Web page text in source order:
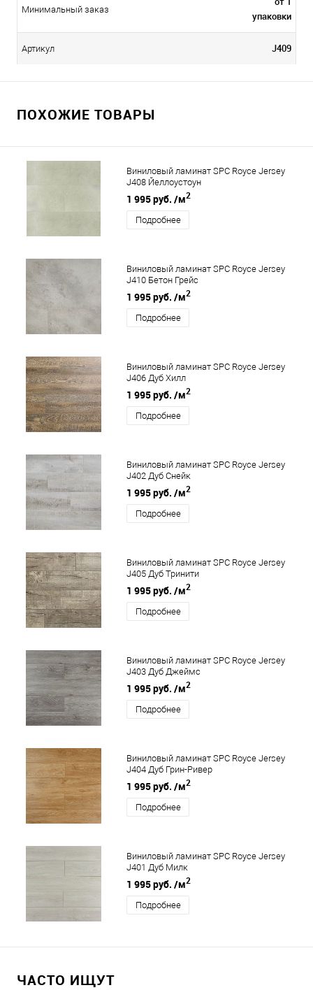
Минимальный заказ
упаковки
Артикул J409
ПОХОЖИЕ ТОВАРЫ
Виниловый ламинат SPC Royce Jersey
J408 Йеллоустоун
1 995 руб. /м2
Подробнее
Виниловый ламинат SPC Royce Jersey
J410 Бетон Грейс
1 995 руб. /м2
Подробнее
Виниловый ламинат SPC Royce Jersey
J406 Дуб Хилл
1 995 руб. /м2
Подробнее
Виниловый ламинат SPC Royce Jersey
J402 Дуб Снейк
1 995 руб. /м2
Подробнее
Виниловый ламинат SPC Royce Jersey
J405 Дуб Тринити
1 995 руб. /м2
Подробнее
Виниловый ламинат SPC Royce Jersey
J403 Дуб Джеймс
1 995 руб. /м2
Подробнее
Виниловый ламинат SPC Royce Jersey
J404 Дуб Грин-Ривер
1 995 руб. /м2
Подробнее
Виниловый ламинат SPC Royce Jersey
J401 Дуб Милк
1 995 руб. /м2
Подробнее
ЧАСТО ИЩУТ